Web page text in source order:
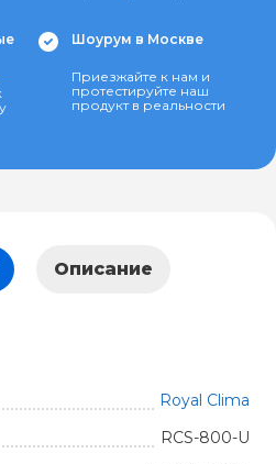
Шоурум в Москве
Приезжайте к нам и
протестируйте наш
продукт в реальности
Описание
Royal Clima
RCS-800-U